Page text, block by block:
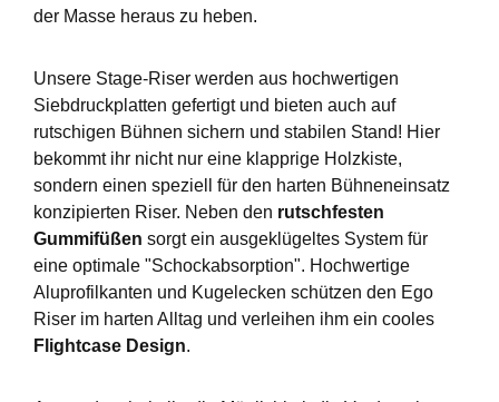
der Masse heraus zu heben.
Unsere Stage-Riser werden aus hochwertigen
Siebdruckplatten gefertigt und bieten auch auf
rutschigen Bühnen sichern und stabilen Stand! Hier
bekommt ihr nicht nur eine klapprige Holzkiste,
sondern einen speziell für den harten Bühneneinsatz
konzipierten Riser. Neben den rutschfesten
Gummifüßen sorgt ein ausgeklügeltes System für
eine optimale "Schockabsorption". Hochwertige
Aluprofilkanten und Kugelecken schützen den Ego
Riser im harten Alltag und verleihen ihm ein cooles
Flightcase Design.